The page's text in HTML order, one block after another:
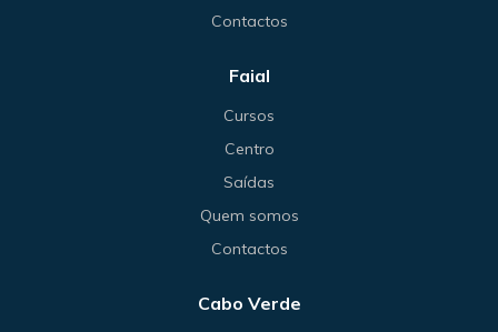
Contactos
Faial
Cursos
Centro
Saídas
Quem somos
Contactos
Cabo Verde